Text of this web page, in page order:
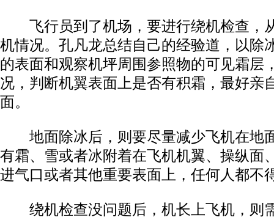
飞行员到了机场，要进行绕机检查，
机情况。孔凡龙总结自己的经验道，以除
的表面和观察机坪周围参照物的可见霜层
况，判断机翼表面上是否有积霜，最好亲
面。
地面除冰后，则要尽量减少飞机在地
有霜、雪或者冰附着在飞机机翼、操纵面
进气口或者其他重要表面上，任何人都不
绕机检查没问题后，机长上飞机，则